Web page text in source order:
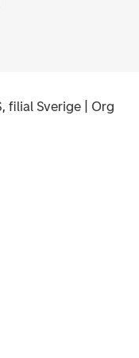
filial Sverige | Org